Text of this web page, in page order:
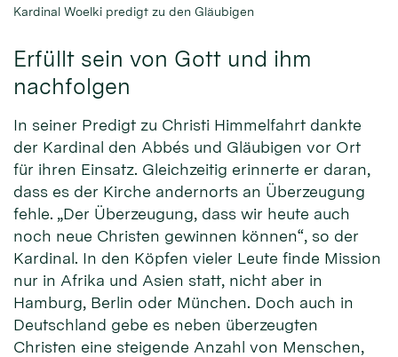
Kardinal Woelki predigt zu den Gläubigen
Erfüllt sein von Gott und ihm
nachfolgen
In seiner Predigt zu Christi Himmelfahrt dankte
der Kardinal den Abbés und Gläubigen vor Ort
für ihren Einsatz. Gleichzeitig erinnerte er daran,
dass es der Kirche andernorts an Überzeugung
fehle. „Der Überzeugung, dass wir heute auch
noch neue Christen gewinnen können“, so der
Kardinal. In den Köpfen vieler Leute finde Mission
nur in Afrika und Asien statt, nicht aber in
Hamburg, Berlin oder München. Doch auch in
Deutschland gebe es neben überzeugten
Christen eine steigende Anzahl von Menschen,